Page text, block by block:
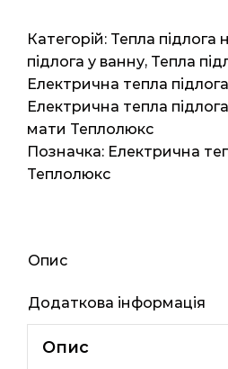
720
Вт/4,5
кв.м
кількість
Категорій: Тепла підлога
підлога у ванну, Тепла
Електрична тепла підлога
Електрична тепла
мати Теплолюкс
Позначка: Електрична
Теплолюкс
Опис
Додаткова інформація
Опис